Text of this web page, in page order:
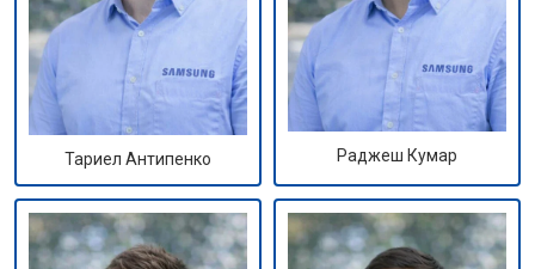
Тариел Антипенко Раджеш Кумар